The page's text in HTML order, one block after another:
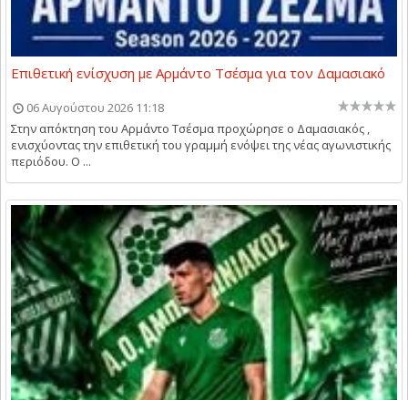
Επιθετική ενίσχυση με Αρμάντο Τσέσμα για τον Δαμασιακό
06 Αυγούστου 2026 11:18
Στην απόκτηση του Αρμάντο Τσέσμα προχώρησε ο Δαμασιακός ,
ενισχύοντας την επιθετική του γραμμή ενόψει της νέας αγωνιστικής
περιόδου. Ο ...